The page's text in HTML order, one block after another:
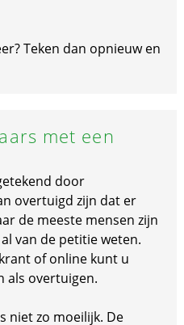
Teken dan opnieuw en
met een
door
overtuigd zijn dat er
de meeste mensen zijn
van de petitie weten.
of online kunt u
als overtuigen.
niet zo moeilijk. De